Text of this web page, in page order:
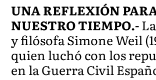
UNA REFLEXIÓN
NUESTRO TIEMPO.-
y filósofa Simone Weil
quien luchó con los
en la Guerra Civil